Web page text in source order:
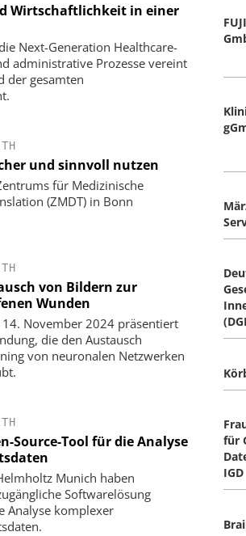
Wirtschaftlichkeit in einer
Next-Generation Healthcare-
administrative Prozesse vereint
der gesamten
und sinnvoll nutzen
für Medizinische
(ZMDT) in Bonn
von Bildern zur
Wunden
November 2024 präsentiert
die den Austausch
von neuronalen Netzwerken
Source-Tool für die Analyse
Munich haben
Softwarelösung
Analyse komplexer
für
IGD